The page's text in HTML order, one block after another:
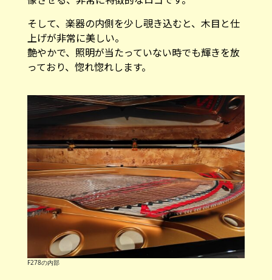
そして、楽器の内側を少し覗き込むと、木目と仕
上げが非常に美しい。
艶やかで、照明が当たっていない時でも輝きを放
っており、惚れ惚れします。
F278の内部